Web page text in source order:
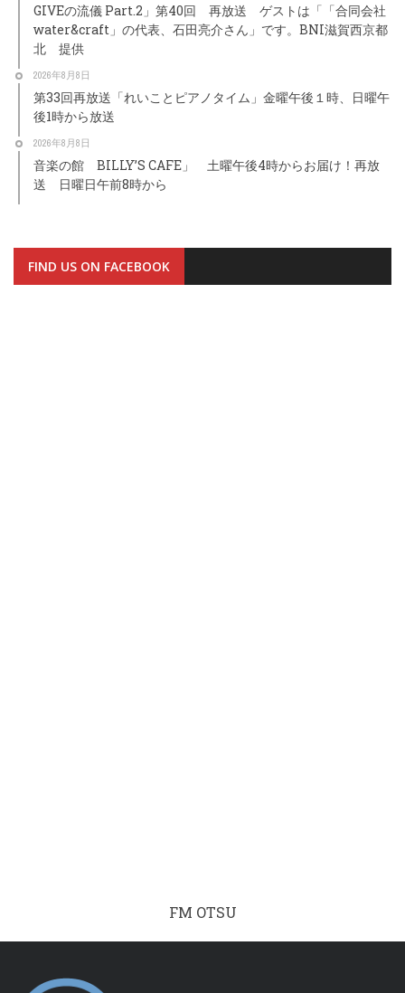
GIVEの流儀 Part.2」第40回 再放送 ゲストは「「合同会社
water&craft」の代表、石田亮介さん」です。BNI滋賀西京都
北 提供
2026年8月8日
第33回再放送「れいことピアノタイム」金曜午後１時、日曜午
後1時から放送
2026年8月8日
音楽の館 BILLY’S CAFE」 土曜午後4時からお届け！再放
送 日曜日午前8時から
FIND US ON FACEBOOK
FM OTSU